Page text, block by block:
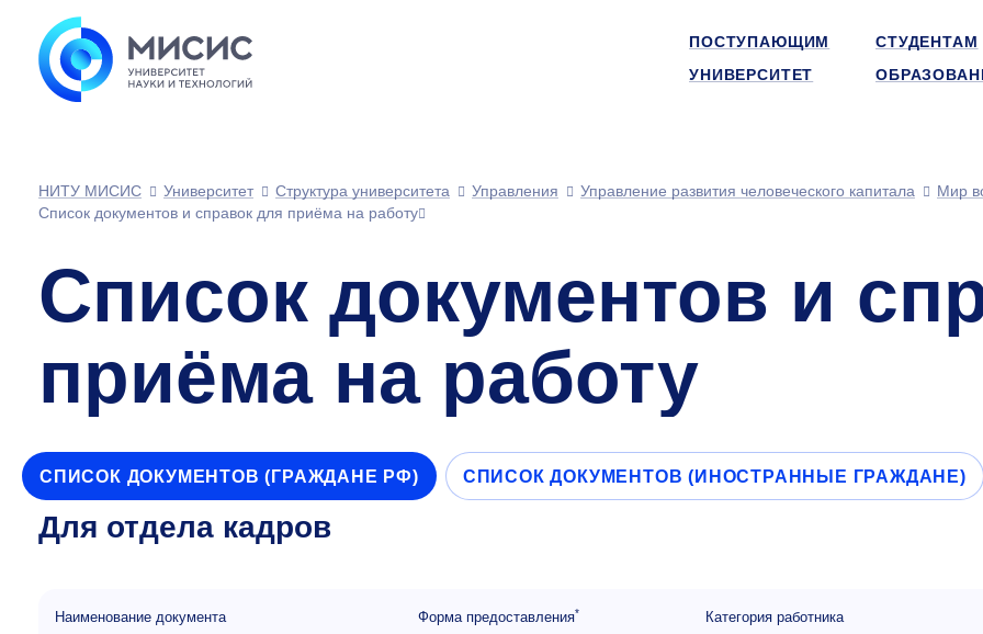
ПОСТУПАЮЩИМ СТУДЕНТАМ
УНИВЕРСИТЕТ
НИТУ МИСИС Университет Структура университета Управления Управление развития человеческого капитала Мир
Список документов и справок для приёма на работу
Список документов и
приёма на работу
СПИСОК ДОКУМЕНТОВ (ГРАЖДАНЕ РФ) СПИСОК ДОКУМЕНТОВ (ИНОСТРАННЫЕ ГРАЖДАНЕ)
Для отдела кадров
Наименование документа Форма предоставления* Категория работника